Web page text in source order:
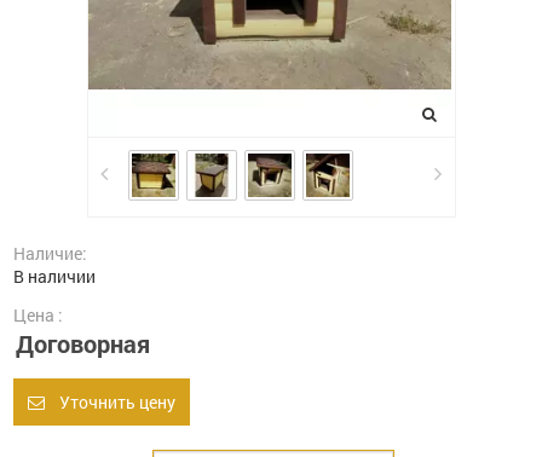
Наличие:
В наличии
Цена :
Договорная
Уточнить цену